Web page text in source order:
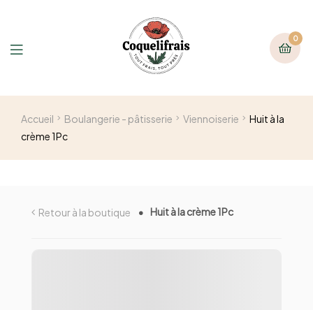
0
Accueil Boulangerie - pâtisserie Viennoiserie
Huit à la
crème 1Pc
Retour à la boutique Huit à la crème 1Pc